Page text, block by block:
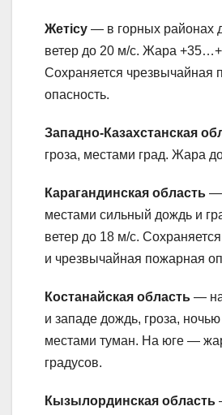
Жетісу — в горных районах
ветер до 20 м/с. Жара
Сохраняется чрезвычайная
опасность.
Западно-Казахстанская
гроза, местами град. Жара
Карагандинская область —
местами сильный дождь и
ветер до 18 м/с.
и чрезвычайная пожарная
Костанайская область —
и западе дождь, гроза,
местами туман. На юге —
градусов.
Кызылординская область